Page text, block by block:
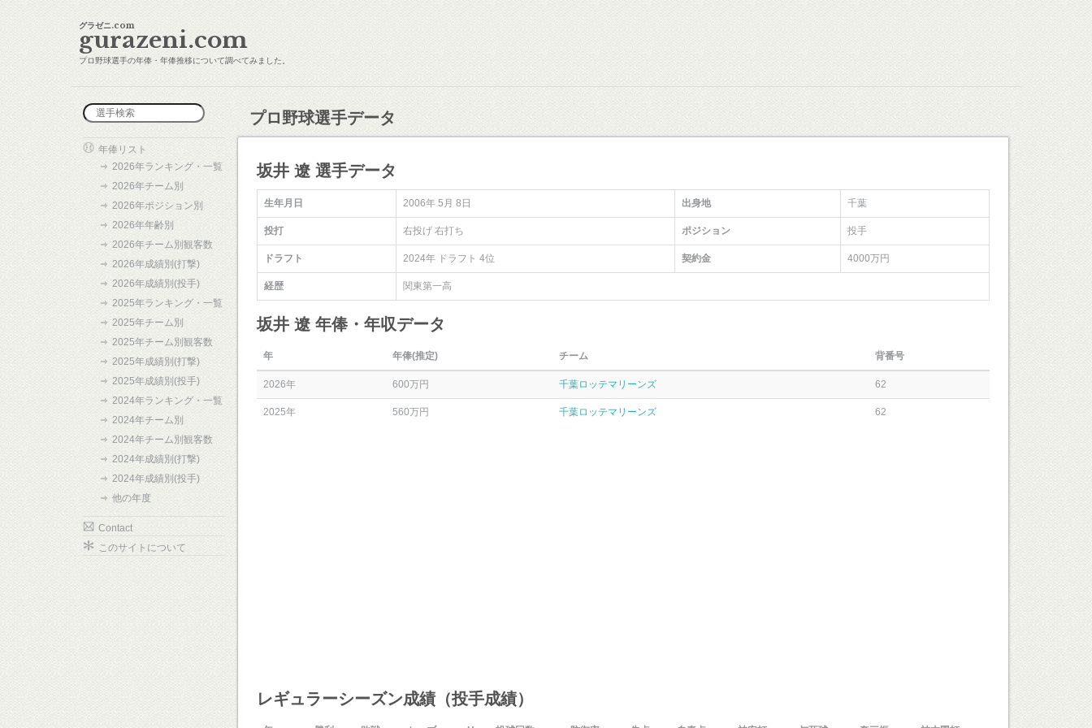
グラゼニ.com
gurazeni.com
プロ野球選手の年俸・年俸推移について調べてみました。
年俸リスト
2026年ランキング・一覧
2026年チーム別
2026年ポジション別
2026年年齢別
2026年チーム別観客数
2026年成績別(打撃)
2026年成績別(投手)
2025年ランキング・一覧
2025年チーム別
2025年チーム別観客数
2025年成績別(打撃)
2025年成績別(投手)
2024年ランキング・一覧
2024年チーム別
2024年チーム別観客数
2024年成績別(打撃)
2024年成績別(投手)
他の年度
Contact
このサイトについて
プロ野球選手データ
坂井 遼 選手データ
生年月日 2006年 5月 8日 出身地 千葉
投打 右投げ 右打ち ポジション 投手
ドラフト 2024年 ドラフト 4位 契約金 4000万円
経歴 関東第一高
坂井 遼 年俸・年収データ
年 年俸(推定) チーム 背番号
2026年 600万円 千葉ロッテマリーンズ 62
2025年 560万円 千葉ロッテマリーンズ 62
レギュラーシーズン成績（投手成績）